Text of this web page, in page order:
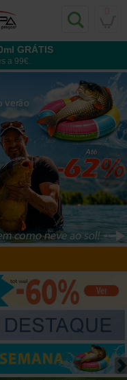
GRÁTIS
a 99€.